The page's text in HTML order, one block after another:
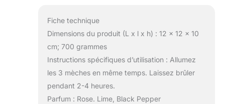
Fiche technique
Dimensions du produit (L x l x h) : 12 x 12 x 10
cm; 700 grammes
Instructions spécifiques d’utilisation : Allumez
les 3 mèches en même temps. Laissez brûler
pendant 2-4 heures.
Parfum : Rose. Lime, Black Pepper